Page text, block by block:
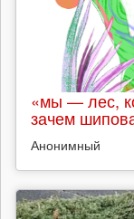
«мы — лес,
зачем
Анонимный